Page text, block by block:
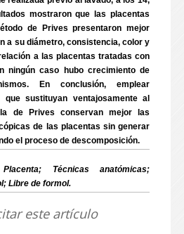
mostraron que las placentas
de Prives presentaron mejor
a su diámetro, consistencia, color y
a las placentas tratadas con
ningún caso hubo crecimiento de
En conclusión, emplear
que sustituyan ventajosamente al
de Prives conservan mejor las
de las placentas sin generar
el proceso de descomposición.
Técnicas anatómicas;
Libre de formol.
este artículo